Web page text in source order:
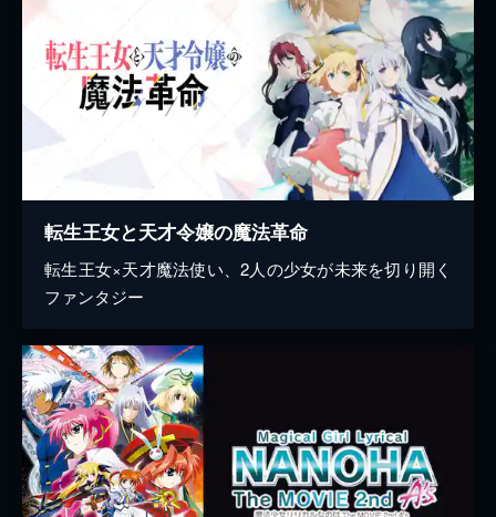
転生王女と天才令嬢の魔法革命
転生王女×天才魔法使い、2人の少女が未来を切り開く
ファンタジー